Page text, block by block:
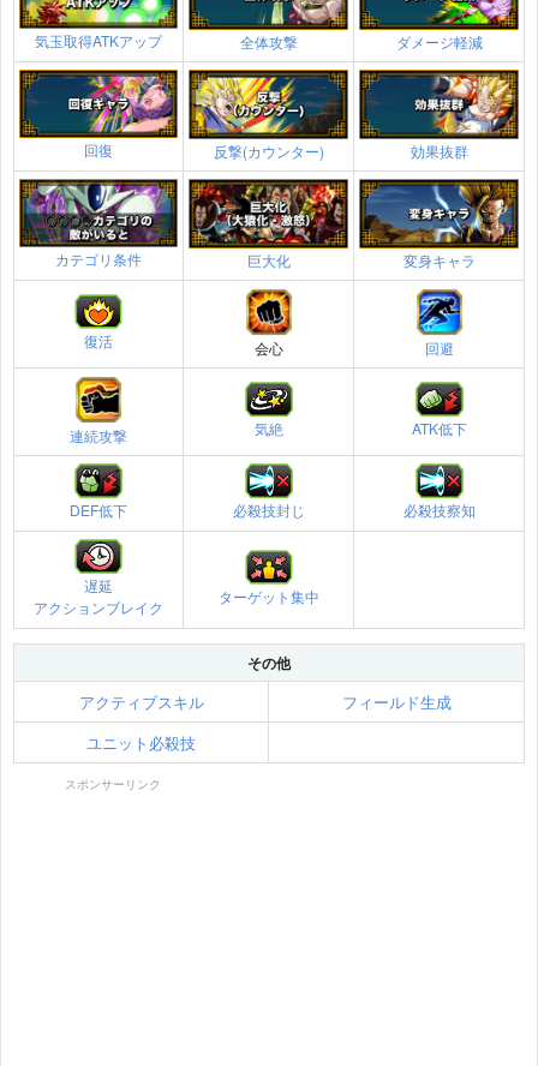
気玉取得ATKアップ 全体攻撃 ダメージ軽減
回復 反撃(カウンター) 効果抜群
カテゴリ条件 巨大化 変身キャラ
復活 会心 回避
連続攻撃 気絶 ATK低下
DEF低下 必殺技封じ 必殺技察知
遅延
アクションブレイク
ターゲット集中
その他
アクティブスキル
フィールド生成
ユニット必殺技
スポンサーリンク